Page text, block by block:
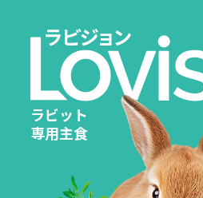
ラビット
専用主食